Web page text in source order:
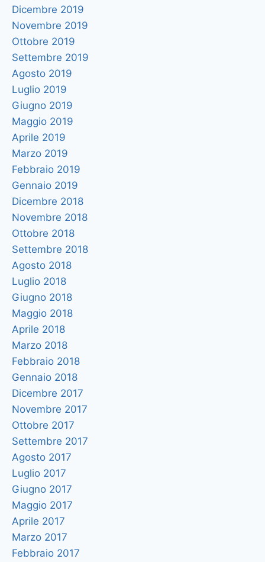
Dicembre 2019
Novembre 2019
Ottobre 2019
Settembre 2019
Agosto 2019
Luglio 2019
Giugno 2019
Maggio 2019
Aprile 2019
Marzo 2019
Febbraio 2019
Gennaio 2019
Dicembre 2018
Novembre 2018
Ottobre 2018
Settembre 2018
Agosto 2018
Luglio 2018
Giugno 2018
Maggio 2018
Aprile 2018
Marzo 2018
Febbraio 2018
Gennaio 2018
Dicembre 2017
Novembre 2017
Ottobre 2017
Settembre 2017
Agosto 2017
Luglio 2017
Giugno 2017
Maggio 2017
Aprile 2017
Marzo 2017
Febbraio 2017